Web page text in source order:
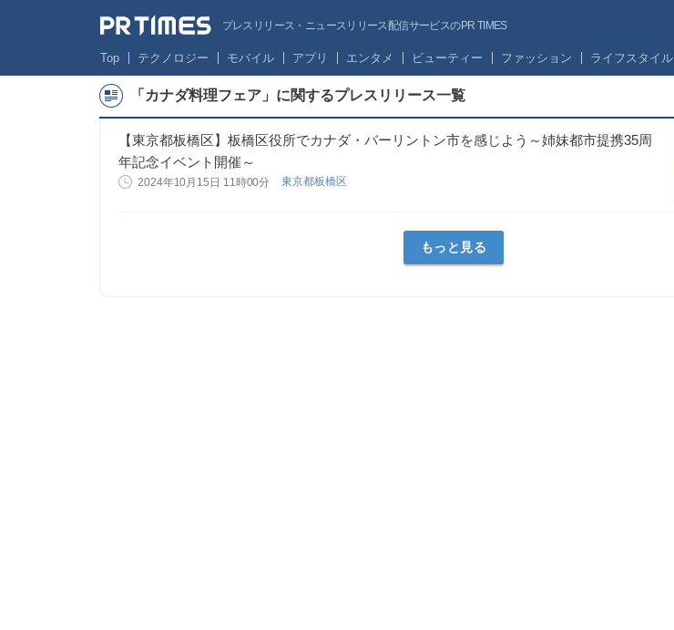
プレスリリース・ニュースリリース配信サービスのPR TIMES
Top テクノロジー モバイル アプリ エンタメ ビューティー ファッション ライフスタイル
「カナダ料理フェア」に関するプレスリリース一覧
【東京都板橋区】板橋区役所でカナダ・バーリントン市を感じよう～姉妹都市提携35周
年記念イベント開催～
2024年10月15日 11時00分 東京都板橋区
もっと見る